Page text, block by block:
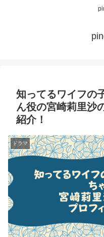
知ってるワイフの
ん役の宮崎莉里沙
紹介！
ドラマ